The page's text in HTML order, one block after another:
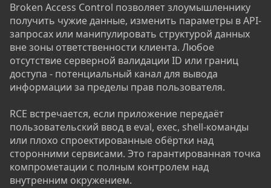
Broken Access Control позволяет злоумышленнику
получить чужие данные, изменить параметры в API-
запросах или манипулировать структурой данных
вне зоны ответственности клиента. Любое
отсутствие серверной валидации ID или границ
доступа - потенциальный канал для вывода
информации за пределы прав пользователя.
RCE встречается, если приложение передаёт
пользовательский ввод в eval, exec, shell-команды
или плохо спроектированные обёртки над
сторонними сервисами. Это гарантированная точка
компрометации с полным контролем над
внутренним окружением.